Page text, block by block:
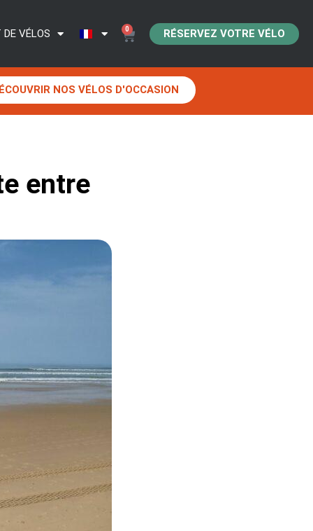
VÉLOS 0 RÉSERVEZ VOTRE VÉLO
NOS VÉLOS D'OCCASION
entre